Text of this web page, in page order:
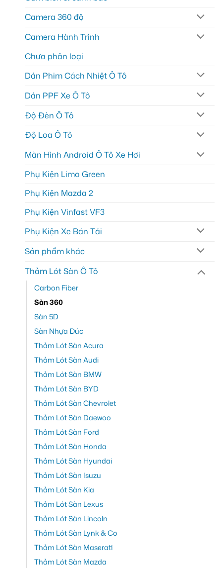
Camera 360 độ
Camera Hành Trình
Chưa phân loại
Dán Phim Cách Nhiệt Ô Tô
Dán PPF Xe Ô Tô
Độ Đèn Ô Tô
Độ Loa Ô Tô
Màn Hình Android Ô Tô Xe Hơi
Phụ Kiện Limo Green
Phụ Kiện Mazda 2
Phụ Kiện Vinfast VF3
Phụ Kiện Xe Bán Tải
Sản phẩm khác
Thảm Lót Sàn Ô Tô
Carbon Fiber
Sàn 360
Sàn 5D
Sàn Nhựa Đúc
Thảm Lót Sàn Acura
Thảm Lót Sàn Audi
Thảm Lót Sàn BMW
Thảm Lót Sàn BYD
Thảm Lót Sàn Chevrolet
Thảm Lót Sàn Daewoo
Thảm Lót Sàn Ford
Thảm Lót Sàn Honda
Thảm Lót Sàn Hyundai
Thảm Lót Sàn Isuzu
Thảm Lót Sàn Kia
Thảm Lót Sàn Lexus
Thảm Lót Sàn Lincoln
Thảm Lót Sàn Lynk & Co
Thảm Lót Sàn Maserati
Thảm Lót Sàn Mazda